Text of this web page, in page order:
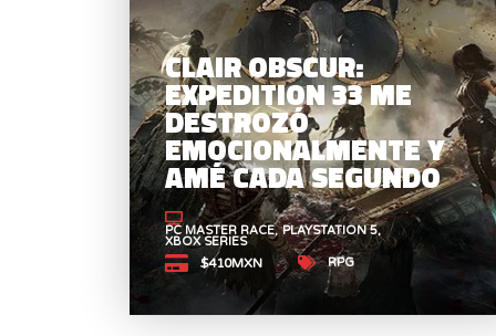
CLAIR OBSCUR:
EXPEDITION 33 ME
DESTROZÓ
EMOCIONALMENTE Y
AMÉ CADA SEGUNDO
PC MASTER RACE PLAYSTATION 5
XBOX SERIES
$410MXN RPG